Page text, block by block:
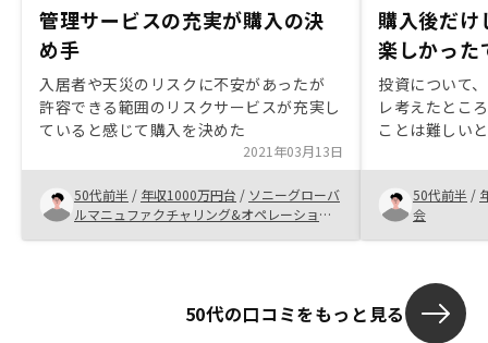
管理サービスの充実が購入の決
め手
入居者や天災のリスクに不安があったが
許容できる範囲のリスクサービスが充実し
ていると感じて購入を決めた
2021年03月13日
50代前半 / 年収1000万円台 / ソニーグローバ
ルマニュファクチャリング&オペレーション
購入後だけ
楽しかった
投資について
レ考えたとこ
ことは難しい
うせなら信用
ろん正解であ
敗だったとし
楽しかったし
ています。私
かと。 頑張っ
50代前半 /
会
50代の口コミをもっと見る